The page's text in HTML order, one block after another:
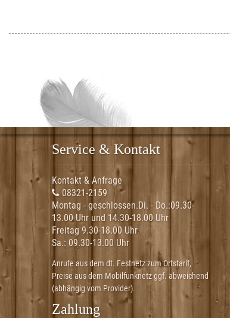
Service & Kontakt
Kontakt & Anfrage
08321-2159
Montag - geschlossen.Di. - Do.:09.30-
13.00 Uhr und 14.30-18.00 Uhr
Freitag 9.30-18.00 Uhr
Sa.: 09.30-13.00 Uhr
Anrufe aus dem dt. Festnetz zum Ortstarif,
Preise aus dem Mobilfunknetz ggf. abweichend
(abhängig vom Provider).
Zahlung